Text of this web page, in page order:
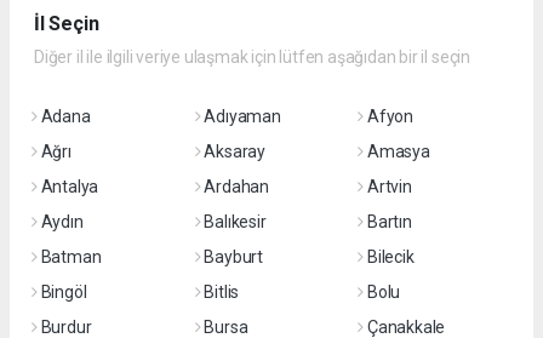
İl Seçin
Diğer il ile ilgili veriye ulaşmak için lütfen aşağıdan bir il seçin
Adana Adıyaman
Afyon
Ağrı
Aksaray
Amasya
Antalya
Ardahan
Artvin
Aydın
Balıkesir
Bartın
Batman
Bayburt
Bilecik
Bingöl
Bitlis
Bolu
Burdur
Bursa
Çanakkale